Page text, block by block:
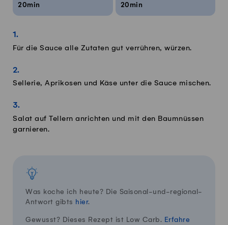
20min
20min
Für die Sauce alle Zutaten gut verrühren, würzen.
Sellerie, Aprikosen und Käse unter die Sauce mischen.
Salat auf Tellern anrichten und mit den Baumnüssen
garnieren.
Was koche ich heute? Die Saisonal-und-regional-
Antwort gibts hier.
Gewusst? Dieses Rezept ist Low Carb. Erfahre